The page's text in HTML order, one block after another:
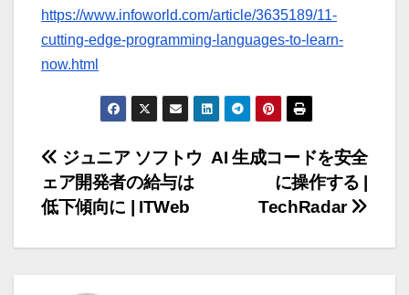
https://www.infoworld.com/article/3635189/11-
cutting-edge-programming-languages-to-learn-
now.html
投
稿
ナ
AI 生成コードを安全
に操作する |
TechRadar
ジュニア ソフトウ
ェア開発者の給与は
低下傾向に | ITWeb